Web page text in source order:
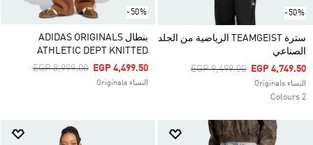
-50%
سترة TEAMGEIST الرياضية من الجلد
الصناعي
Price Reduced From
EGP 9,499.00ToEGP 4,749.50
النساء Originals
2 Colours
-50%
بنطال ADIDAS ORIGINALS
ATHLETIC DEPT KNITTED
Price Reduced From
EGP 8,999.00ToEGP 4,499.50
النساء Originals